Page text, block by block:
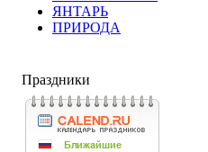
ЯНТАРЬ
ПРИРОДА
Праздники